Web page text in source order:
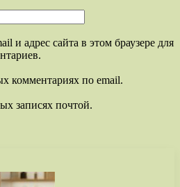
и адрес сайта в этом браузере для
комментариях по email.
записях почтой.